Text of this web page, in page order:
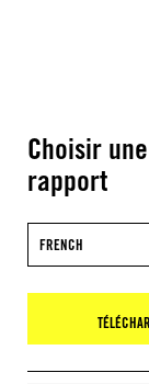
Choisir
rapport
FRENCH